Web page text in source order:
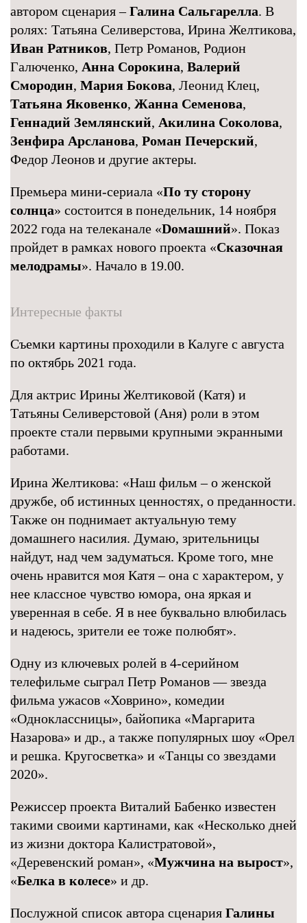
автором сценария –Галина Сальгарелла. В
ролях: Татьяна Селиверстова, Ирина Желтикова,
Иван Ратников, Петр Романов, Родион
Галюченко, Анна Сорокина, Валерий
Смородин, Мария Бокова, Леонид Клец,
Татьяна Яковенко, Жанна Семенова,
Геннадий Землянский, Акилина Соколова,
Зенфира Арсланова, Роман Печерский,
Федор Леонов и другие актеры.
Премьера мини-сериала «По ту сторону
солнца» состоится в понедельник, 14 ноября
2022 года на телеканале «Dомашний». Показ
пройдет в рамках нового проекта «Сказочная
мелодрамы». Начало в 19.00.
Интересные факты
Съемки картины проходили в Калуге с августа
по октябрь 2021 года.
Для актрис Ирины Желтиковой (Катя) и
Татьяны Селиверстовой (Аня) роли в этом
проекте стали первыми крупными экранными
работами.
Ирина Желтикова: «Наш фильм – о женской
дружбе, об истинных ценностях, о преданности.
Также он поднимает актуальную тему
домашнего насилия. Думаю, зрительницы
найдут, над чем задуматься. Кроме того, мне
очень нравится моя Катя – она с характером, у
нее классное чувство юмора, она яркая и
уверенная в себе. Я в нее буквально влюбилась
и надеюсь, зрители ее тоже полюбят».
Одну из ключевых ролей в 4-серийном
телефильме сыграл Петр Романов — звезда
фильма ужасов «Ховрино», комедии
«Одноклассницы», байопика «Маргарита
Назарова» и др., а также популярных шоу «Орел
и решка. Кругосветка» и «Танцы со звездами
2020».
Режиссер проекта Виталий Бабенко известен
такими своими картинами, как «Несколько дней
из жизни доктора Калистратовой»,
«Деревенский роман», «Мужчина на вырост»,
«Белка в колесе» и др.
Послужной список автора сценария Галины